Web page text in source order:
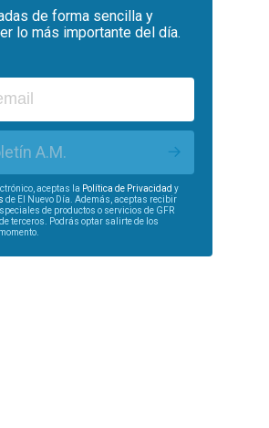
de forma sencilla y
lo más importante del día.
A.M.
aceptas la Política de Privacidad y
de El Nuevo Día. Además, aceptas recibir
de productos o servicios de GFR
terceros. Podrás optar salirte de los